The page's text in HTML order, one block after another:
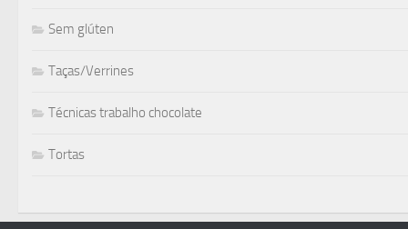
Sem glúten
Taças/Verrines
Técnicas trabalho chocolate
Tortas